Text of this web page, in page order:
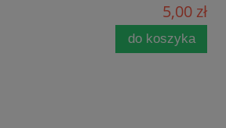
5,00 zł
do koszyka